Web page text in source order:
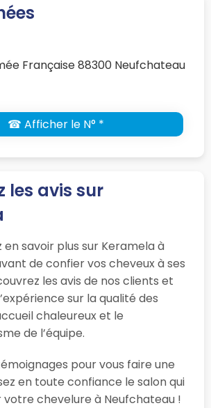
Française 88300 Neufchateau
☎ Afficher le N° *
les avis sur
en savoir plus sur Keramela à
de confier vos cheveux à ses
les avis de nos clients et
sur la qualité des
chaleureux et le
de l’équipe.
pour vous faire une
en toute confiance le salon qui
votre chevelure à Neufchateau !